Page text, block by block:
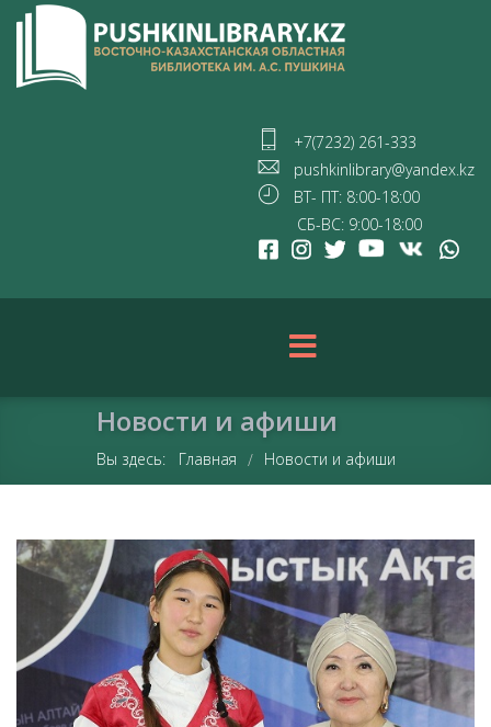
+7(7232) 261-333
pushkinlibrary@yandex.kz
ВТ- ПТ: 8:00-18:00
СБ-ВС: 9:00-18:00
Новости и афиши
Вы здесь: Главная / Новости и афиши